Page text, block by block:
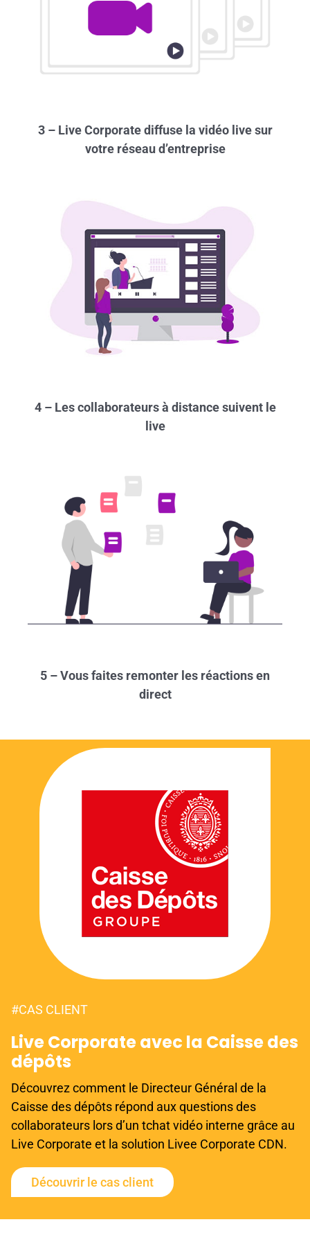
3 – Live Corporate diffuse la vidéo live sur
votre réseau d’entreprise
4 – Les collaborateurs à distance suivent le
live
5 – Vous faites remonter les réactions en
direct
#CAS CLIENT
Live Corporate avec la Caisse des
dépôts
Découvrez comment le Directeur Général de la
Caisse des dépôts répond aux questions des
collaborateurs lors d’un tchat vidéo interne grâce au
Live Corporate et la solution Livee Corporate CDN.
Découvrir le cas client